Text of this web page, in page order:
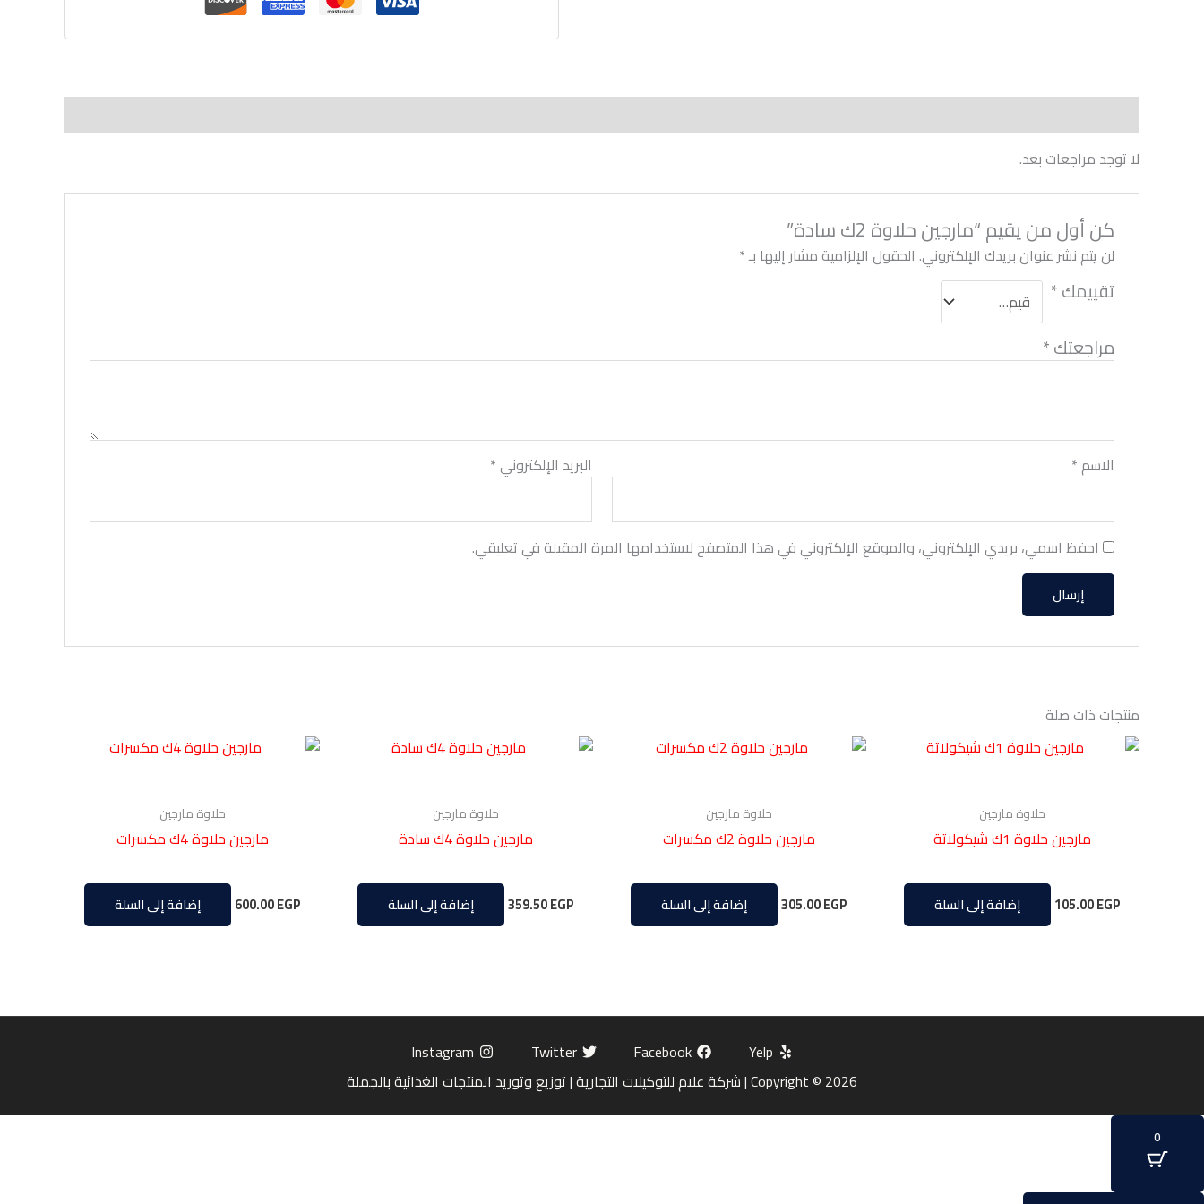
لا توجد مراجعات بعد.
كن أول من يقيم “مارجين حلاوة 2ك سادة”
لن يتم نشر عنوان بريدك الإلكتروني. الحقول الإلزامية مشار إليها بـ*
تقييمك*
مراجعتك*
الاسم* البريد الإلكتروني*
احفظ اسمي، بريدي الإلكتروني، والموقع الإلكتروني في هذا المتصفح لاستخدامها المرة المقبلة في تعليقي.
منتجات ذات صلة
حلاوة مارجين
مارجين حلاوة 1ك شيكولاتة
105.00EGP إضافة إلى السلة
حلاوة مارجين
مارجين حلاوة 2ك مكسرات
305.00EGP إضافة إلى السلة
حلاوة مارجين
مارجين حلاوة 4ك سادة
359.50EGP إضافة إلى السلة
حلاوة مارجين
مارجين حلاوة 4ك مكسرات
600.00EGP إضافة إلى السلة
Yelp
Facebook
Twitter
Instagram
Copyright © 2026 | شركة علام للتوكيلات التجارية | توزيع وتوريد المنتجات الغذائية بالجملة
0